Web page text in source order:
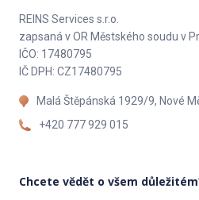
REINS Services s.r.o.
zapsaná v OR Městského soudu v
IČO: 17480795
IČ DPH: CZ17480795
Malá Štěpánská 1929/9, Nové
+420 777 929 015
Chcete vědět o všem